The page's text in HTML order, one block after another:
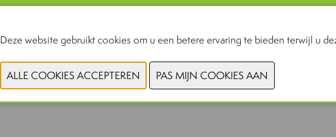
Deze website gebruikt cookies om u een betere ervaring te bieden terwijl u